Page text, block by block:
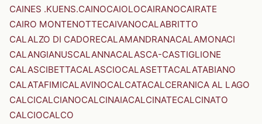
CAINES .KUENS.CAINOCAIOLOCAIRANOCAIRATE
CAIRO MONTENOTTECAIVANOCALABRITTO
CALALZO DI CADORECALAMANDRANACALAMONACI
CALANGIANUSCALANNACALASCA-CASTIGLIONE
CALASCIBETTACALASCIOCALASETTACALATABIANO
CALATAFIMICALAVINOCALCATACALCERANICA AL LAGO
CALCICALCIANOCALCINAIACALCINATECALCINATO
CALCIOCALCO